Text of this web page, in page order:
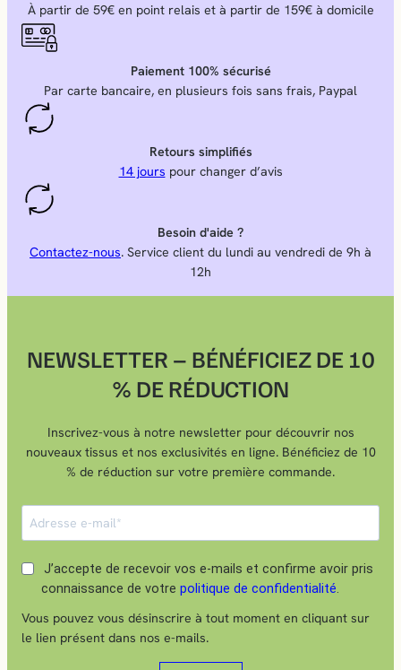
À partir de 59€ en point relais et à partir de 159€ à domicile
Paiement 100% sécurisé
Par carte bancaire, en plusieurs fois sans frais, Paypal
Retours simplifiés
14 jours pour changer d’avis
Besoin d'aide ?
Contactez-nous. Service client du lundi au vendredi de 9h à
12h
NEWSLETTER – BÉNÉFICIEZ DE 10
% DE RÉDUCTION
Inscrivez-vous à notre newsletter pour découvrir nos
nouveaux tissus et nos exclusivités en ligne. Bénéficiez de 10
% de réduction sur votre première commande.
J’accepte de recevoir vos e-mails et confirme avoir pris
connaissance de votre politique de confidentialité
Vous pouvez vous désinscrire à tout moment en cliquant sur
le lien présent dans nos e-mails.